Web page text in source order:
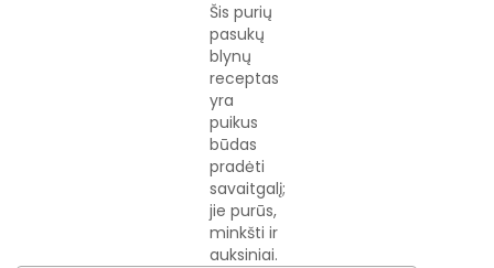
Šis purių
pasukų
blynų
receptas
yra
puikus
būdas
pradėti
savaitgalį;
jie purūs,
minkšti ir
auksiniai.